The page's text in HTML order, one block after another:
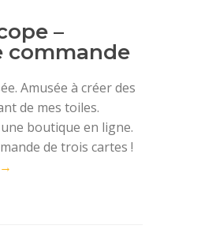
–
commande
Amusée à créer des
de mes toiles.
boutique en ligne.
de trois cartes !